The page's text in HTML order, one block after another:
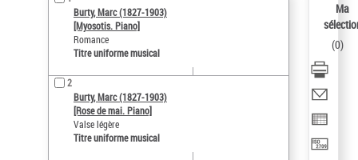
AFFINER
Type de notice d'autorité
Œuvre(98)
Titre uniforme musical(98)
Statut de la notice d’autorité
Burty, Marc (1827-1903)
[Myosotis. Piano]
Romance
Titre uniforme musical
2
Burty, Marc (1827-1903)
[Rose de mai. Piano]
Valse légère
Titre uniforme musical
Ma
(0)